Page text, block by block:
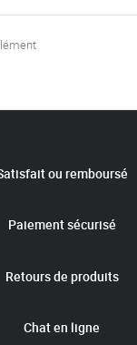
ou remboursé
Paiement sécurisé
Retours de produits
Chat en ligne